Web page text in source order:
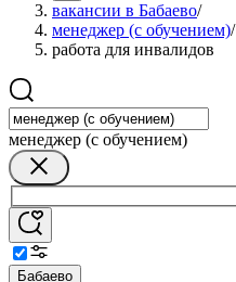
вакансии в Бабаево/
менеджер (с обучением)/
работа для инвалидов
менеджер (с обучением)
Бабаево